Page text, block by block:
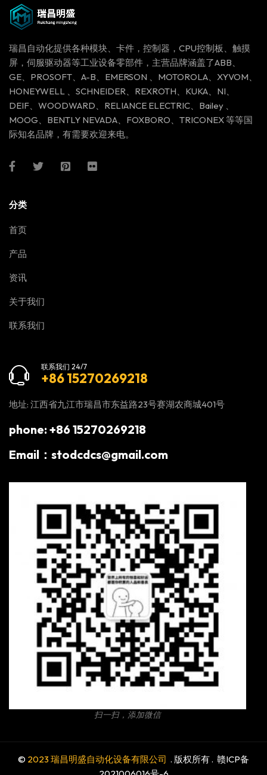
瑞昌自动化提供各种模块、卡件，控制器，CPU控制板、触摸
屏，伺服驱动器等工业设备零部件，主营品牌涵盖了ABB、
GE、PROSOFT、A-B、EMERSON 、MOTOROLA、XYVOM、
HONEYWELL 、SCHNEIDER、REXROTH、KUKA、NI、
DEIF、WOODWARD、RELIANCE ELECTRIC、Bailey 、
MOOG、BENTLY NEVADA、FOXBORO、TRICONEX 等等国
际知名品牌，有需要欢迎来电。
分类
首页
产品
资讯
关于我们
联系我们
联系我们 24/7
+86 15270269218
地址: 江西省九江市瑞昌市东益路23号赛湖农商城401号
phone: +86 15270269218
Email：stodcdcs@gmail.com
扫一扫，添加微信
© 2023 瑞昌明盛自动化设备有限公司 . 版权所有 . 赣ICP备